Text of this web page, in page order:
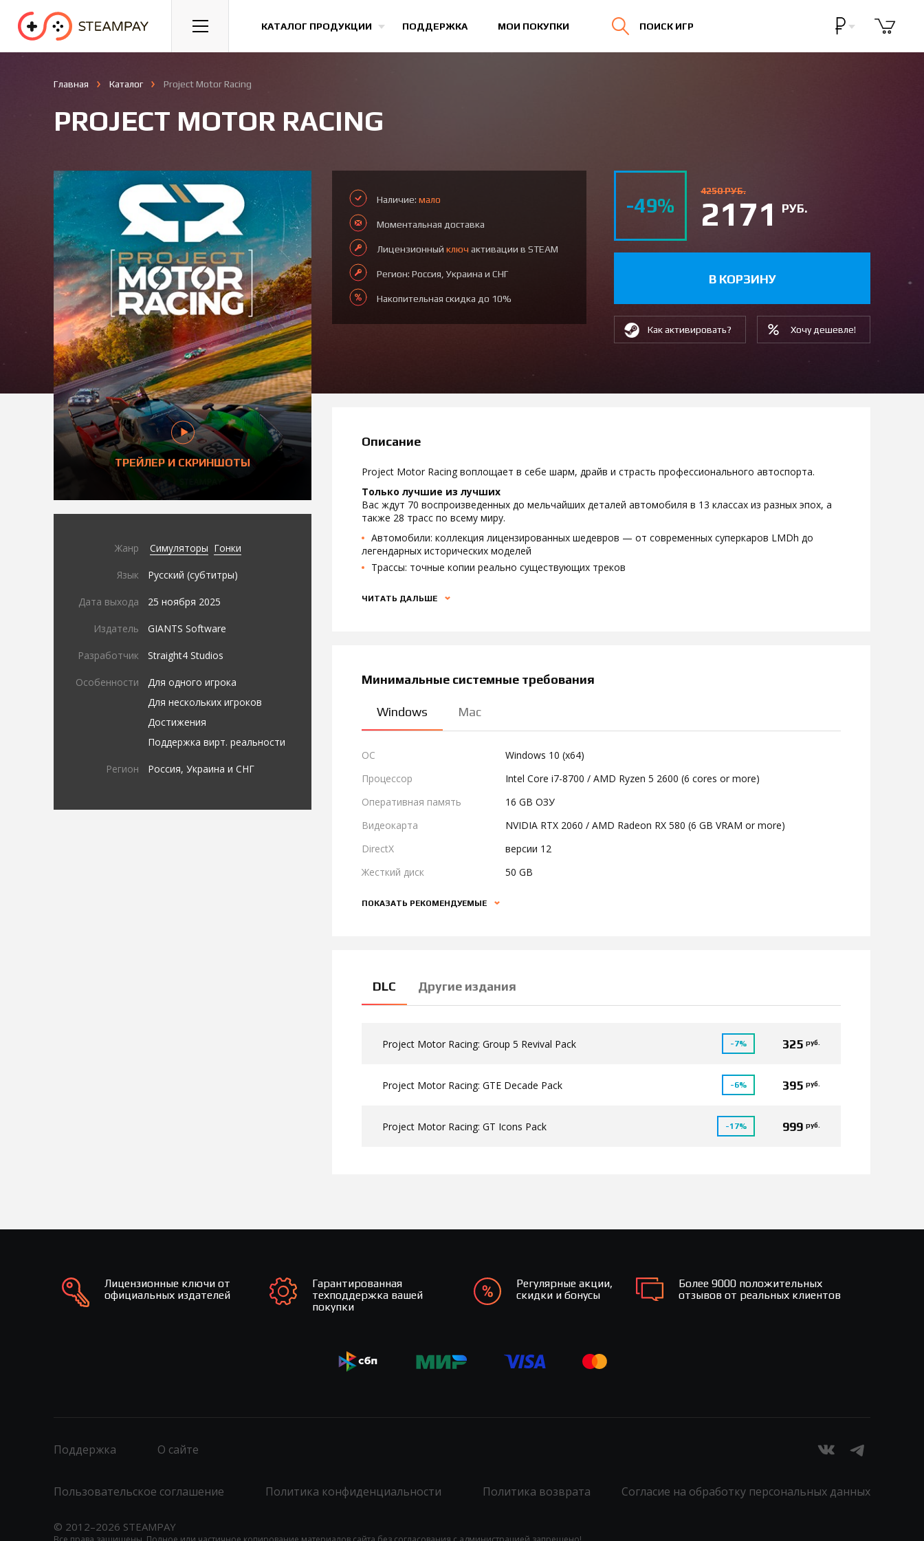
КАТАЛОГ ПРОДУКЦИИ ПОДДЕРЖКА МОИ ПОКУПКИ ПОИСК ИГР
Спорт Гонки Казуальные Все игры
Главная Каталог Project Motor Racing
PROJECT MOTOR RACING
ТРЕЙЛЕР И СКРИНШОТЫ
Жанр Симуляторы Гонки
Язык Русский (субтитры)
Дата выхода 25 ноября 2025
Издатель GIANTS Software
Разработчик Straight4 Studios
Особенности
Для одного игрока
Для нескольких игроков
Достижения
Поддержка вирт. реальности
Регион Россия, Украина и СНГ
Наличие: мало
Моментальная доставка
Лицензионный ключ активации в STEAM
Регион: Россия, Украина и СНГ
Накопительная скидка до 10%
-49%
4250 РУБ.
2171РУБ.
В КОРЗИНУ
Как активировать? Хочу дешевле!
Описание
Project Motor Racing воплощает в себе шарм, драйв и страсть профессионального автоспорта.
Только лучшие из лучших
Вас ждут 70 воспроизведенных до мельчайших деталей автомобиля в 13 классах из разных эпох, а
также 28 трасс по всему миру.
Автомобили: коллекция лицензированных шедевров — от современных суперкаров LMDh до
легендарных исторических моделей
Трассы: точные копии реально существующих треков
ЧИТАТЬ ДАЛЬШЕ
Минимальные системные требования
Windows Mac
ОС
Windows 10 (x64)
Процессор
Intel Core i7-8700 / AMD Ryzen 5 2600 (6 cores or more)
Оперативная память
16 GB ОЗУ
Видеокарта
NVIDIA RTX 2060 / AMD Radeon RX 580 (6 GB VRAM or more)
DirectX
версии 12
Жесткий диск
50 GB
ПОКАЗАТЬ РЕКОМЕНДУЕМЫЕ
DLC Другие издания
Project Motor Racing: Group 5 Revival Pack -7% 325 руб.
Project Motor Racing: GTE Decade Pack -6% 395 руб.
Project Motor Racing: GT Icons Pack -17% 999 руб.
Лицензионные ключи от
официальных издателей
Гарантированная
техподдержка вашей
покупки
Регулярные акции,
скидки и бонусы
Более 9000 положительных
отзывов от реальных клиентов
© 2012–2026 STEAMPAY
Поддержка О сайте
Пользовательское соглашение Политика конфиденциальности Политика возврата Согласие на обработку персональных данных